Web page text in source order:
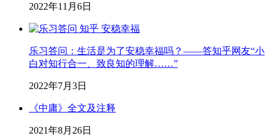
2022年11月6日
乐习答问：生活是为了安稳幸福吗？——答知乎网友“小
白对知行合一、致良知的理解……”
2022年7月3日
《中庸》全文及注释
2021年8月26日